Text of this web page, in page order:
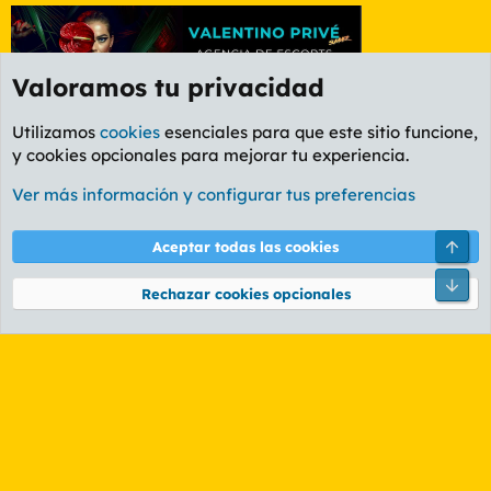
Foro General
Cookies
PL OLDSTYLE AMARILLO
Términos y reglas Política de privacidad Ayuda
Community platform by XenForo® © 2010-2026 XenForo Ltd.
Valoramos tu privacidad
Utilizamos cookies esenciales para que este sitio funcione,
y cookies opcionales para mejorar tu experiencia.
Ver más información y configurar tus preferencias
Aceptar todas las cookies
Rechazar cookies opcionales
Pie